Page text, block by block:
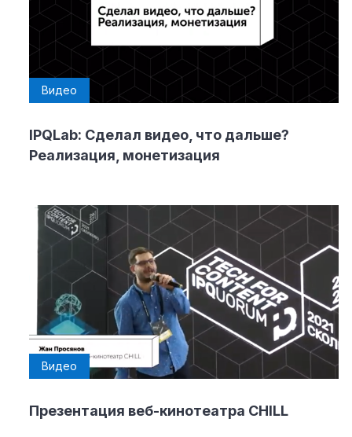
Видео
IPQLab: Сделал видео, что дальше?
Реализация, монетизация
Видео
Презентация веб-кинотеатра CHILL